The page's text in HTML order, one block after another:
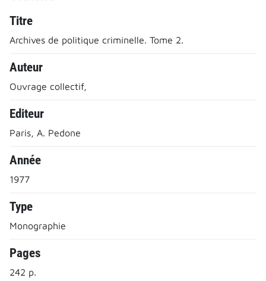
Titre
Archives de politique criminelle. Tome 2.
Auteur
Ouvrage collectif,
Editeur
Paris, A. Pedone
Année
1977
Type
Monographie
Pages
242 p.